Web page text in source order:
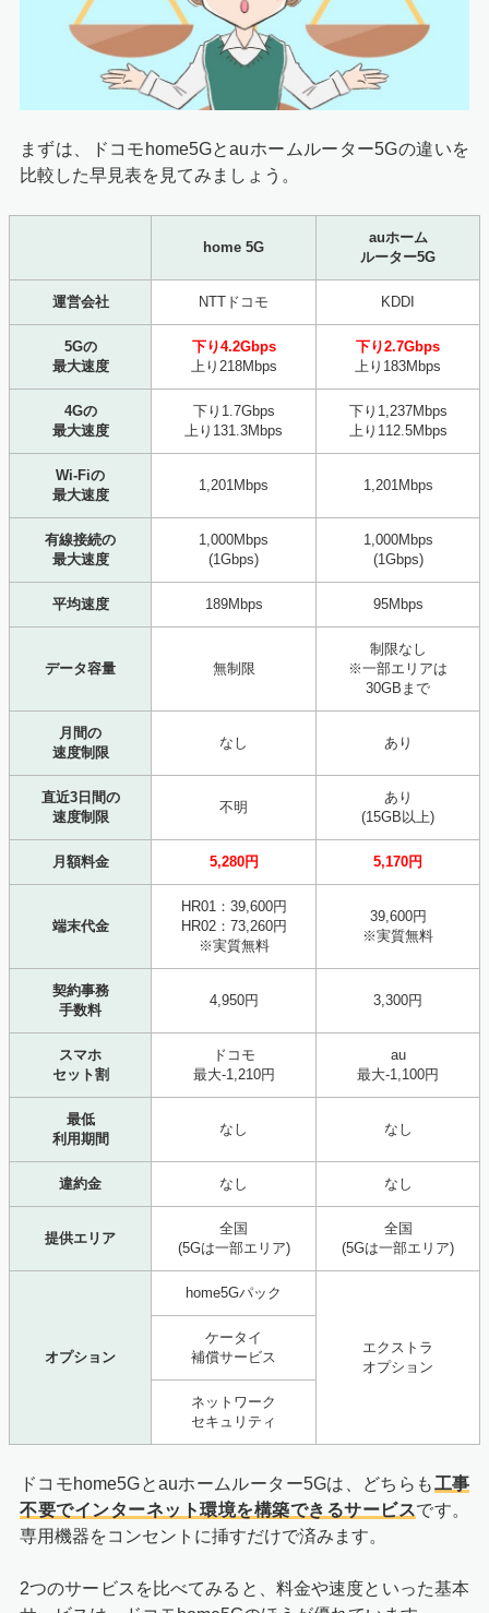
まずは、ドコモhome5Gとauホームルーター5Gの違いを
比較した早見表を見てみましょう。
home 5G
auホーム
ルーター5G
運営会社 NTTドコモ KDDI
5Gの
最大速度
下り4.2Gbps
上り218Mbps
下り2.7Gbps
上り183Mbps
4Gの
最大速度
下り1.7Gbps
上り131.3Mbps
下り1,237Mbps
上り112.5Mbps
Wi-Fiの
最大速度
1,201Mbps 1,201Mbps
有線接続の
最大速度
1,000Mbps
(1Gbps)
1,000Mbps
(1Gbps)
平均速度 189Mbps 95Mbps
データ容量 無制限
制限なし
※一部エリアは
30GBまで
月間の
速度制限
なし あり
直近3日間の
速度制限
不明
あり
(15GB以上)
月額料金 5,280円 5,170円
端末代金
HR01：39,600円
HR02：73,260円
※実質無料
39,600円
※実質無料
契約事務
手数料
4,950円 3,300円
スマホ
セット割
ドコモ
最大-1,210円
au
最大-1,100円
最低
利用期間
なし なし
違約金 なし なし
提供エリア
全国
(5Gは一部エリア)
全国
(5Gは一部エリア)
オプション
home5Gパック
エクストラ
オプション
ケータイ
補償サービス
ネットワーク
セキュリティ
ドコモhome5Gとauホームルーター5Gは、どちらも工事
不要でインターネット環境を構築できるサービスです。
専用機器をコンセントに挿すだけで済みます。
2つのサービスを比べてみると、料金や速度といった基本